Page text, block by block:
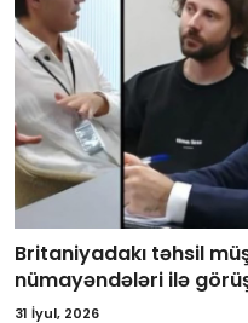
Britaniyadakı təhsil
nümayəndələri ilə
31 İyul, 2026